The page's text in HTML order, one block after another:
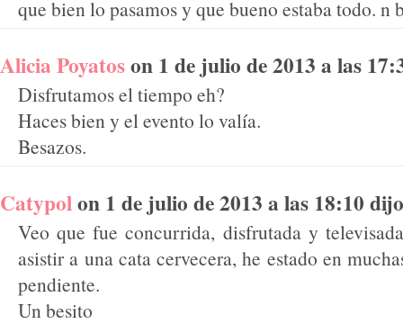
que bien lo pasamos y que bueno estaba todo. n
Alicia Poyatoson 1 de julio de 2013 a las
Disfrutamos el tiempo eh?
Haces bien y el evento lo valía.
Besazos.
Catypolon 1 de julio de 2013 a las 18:10
Veo que fue concurrida, disfrutada y
asistir a una cata cervecera, he estado en
pendiente.
Un besito